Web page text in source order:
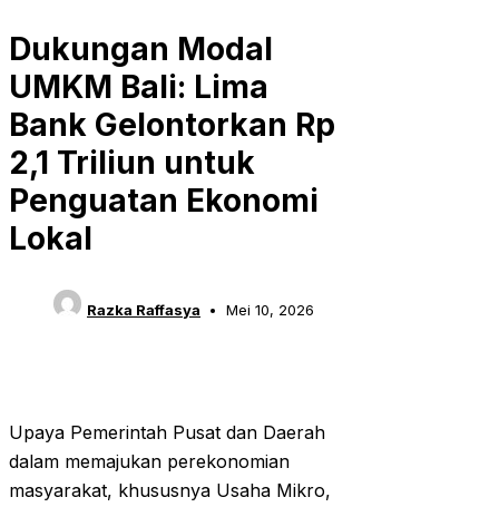
Dukungan Modal
UMKM Bali: Lima
Bank Gelontorkan Rp
2,1 Triliun untuk
Penguatan Ekonomi
Lokal
Razka Raffasya Mei 10, 2026
Upaya Pemerintah Pusat dan Daerah
dalam memajukan perekonomian
masyarakat, khususnya Usaha Mikro,